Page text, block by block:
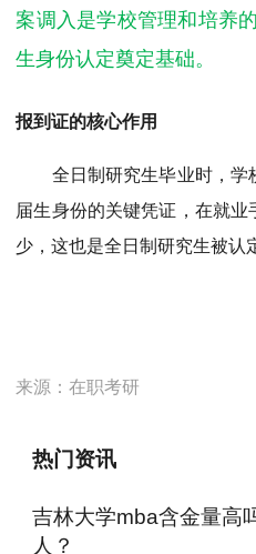
案调入是学校管理和培养
生身份认定奠定基础。
报到证的核心作用
全日制研究生毕业时，学
届生身份的关键凭证，在就
少，这也是全日制研究生被认
来源：在职考研
热门资讯
吉林大学mba含金量高
人？